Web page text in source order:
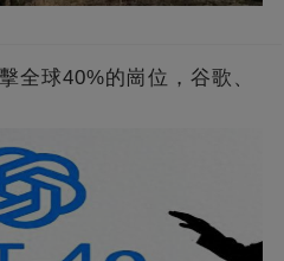
全球40%的崗位，谷歌、